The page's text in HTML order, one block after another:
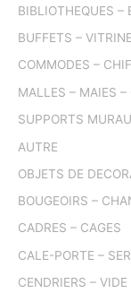
BIBLIOTHEQUES –
BUFFETS –
COMMODES –
MALLES – MAIES –
SUPPORTS
AUTRE
OBJETS DE
BOUGEOIRS –
CADRES – CAGES
CALE-PORTE –
CENDRIERS –